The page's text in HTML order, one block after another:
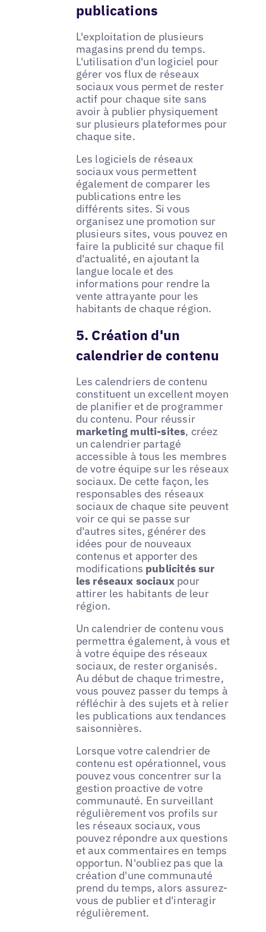
publications
L'exploitation de plusieurs
magasins prend du temps.
L'utilisation d'un logiciel pour
gérer vos flux de réseaux
sociaux vous permet de rester
actif pour chaque site sans
avoir à publier physiquement
sur plusieurs plateformes pour
chaque site.
Les logiciels de réseaux
sociaux vous permettent
également de comparer les
publications entre les
différents sites. Si vous
organisez une promotion sur
plusieurs sites, vous pouvez en
faire la publicité sur chaque fil
d'actualité, en ajoutant la
langue locale et des
informations pour rendre la
vente attrayante pour les
habitants de chaque région.
5. Création d'un
calendrier de contenu
Les calendriers de contenu
constituent un excellent moyen
de planifier et de programmer
du contenu. Pour réussir
marketing multi-sites, créez
un calendrier partagé
accessible à tous les membres
de votre équipe sur les réseaux
sociaux. De cette façon, les
responsables des réseaux
sociaux de chaque site peuvent
voir ce qui se passe sur
d'autres sites, générer des
idées pour de nouveaux
contenus et apporter des
modifications publicités sur
les réseaux sociaux pour
attirer les habitants de leur
région.
Un calendrier de contenu vous
permettra également, à vous et
à votre équipe des réseaux
sociaux, de rester organisés.
Au début de chaque trimestre,
vous pouvez passer du temps à
réfléchir à des sujets et à relier
les publications aux tendances
saisonnières.
Lorsque votre calendrier de
contenu est opérationnel, vous
pouvez vous concentrer sur la
gestion proactive de votre
communauté. En surveillant
régulièrement vos profils sur
les réseaux sociaux, vous
pouvez répondre aux questions
et aux commentaires en temps
opportun. N'oubliez pas que la
création d'une communauté
prend du temps, alors assurez-
vous de publier et d'interagir
régulièrement.